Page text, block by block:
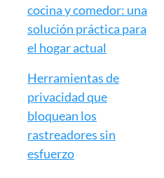
cocina y comedor: una
solución práctica para
el hogar actual
Herramientas de
privacidad que
bloquean los
rastreadores sin
esfuerzo